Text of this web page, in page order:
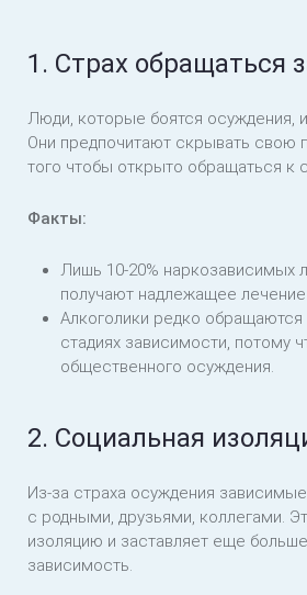
1. Страх обращаться
Люди, которые боятся осуждения,
Они предпочитают скрывать свою
того чтобы открыто обращаться к
Факты:
Лишь 10-20% наркозависимых
получают надлежащее лечение.
Алкоголики редко обращаются
стадиях зависимости, потому
общественного осуждения.
2. Социальная
Из-за страха осуждения
с родными, друзьями, коллегами.
изоляцию и заставляет еще
зависимость.